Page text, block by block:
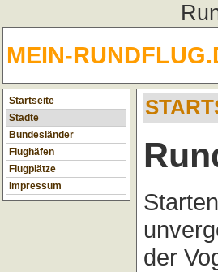
MEIN-
Startseite
Städte
Bundesländer
Flughäfen
Flugplätze
Impressum
der